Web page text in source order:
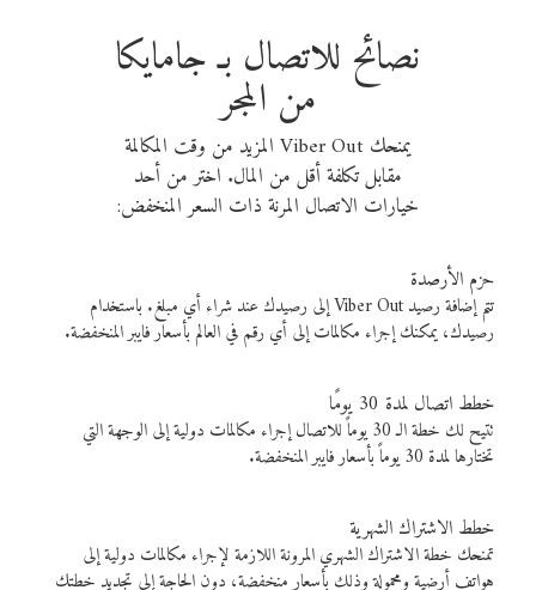
نصائح للاتصال بـ جامايكا
من المجر
يمنحك Viber Out المزيد من وقت المكالمة
مقابل تكلفة أقل من المال. اختر من أحد
خيارات الاتصال المرنة ذات السعر المنخفض:
حزم الأرصدة
تتم إضافة رصيد Viber Out إلى رصيدك عند شراء أي مبلغ. باستخدام
رصيدك، يمكنك إجراء مكالمات إلى أي رقم في العالم بأسعار فايبر المنخفضة.
خطط اتصال لمدة 30 يومًا
تتيح لك خطة الـ 30 يوماً للاتصال إجراء مكالمات دولية إلى الوجهة التي
تختارها لمدة 30 يوماً بأسعار فايبر المنخفضة.
خطط الاشتراك الشهرية
تمنحك خطة الاشتراك الشهري المرونة اللازمة لإجراء مكالمات دولية إلى
هواتف أرضية ومحمولة وذلك بأسعار منخفضة، دون الحاجة إلى تجديد خطتك